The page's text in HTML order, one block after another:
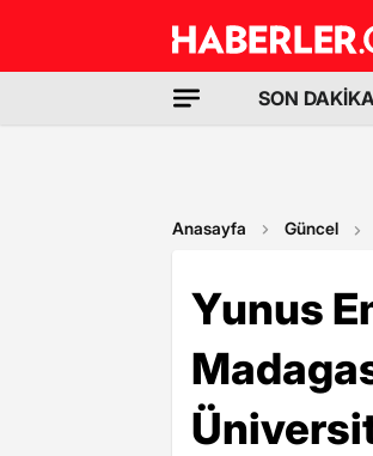
SON
Anasayfa Güncel
Yunus